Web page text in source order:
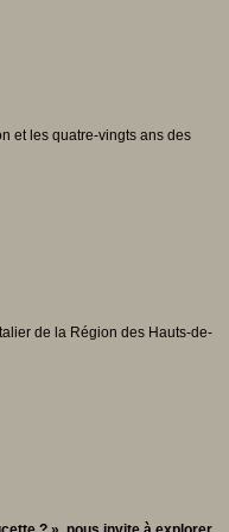
et les quatre-vingts ans des
de la Région des Hauts-de-